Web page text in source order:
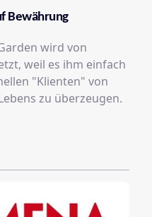
Bewährung
wird von
weil es ihm einfach
"Klienten" von
zu überzeugen.